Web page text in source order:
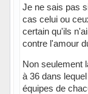
Je ne sais pas
cas celui ou
certain qu'ils
contre l'amour
Non seulement
à 36 dans
équipes de